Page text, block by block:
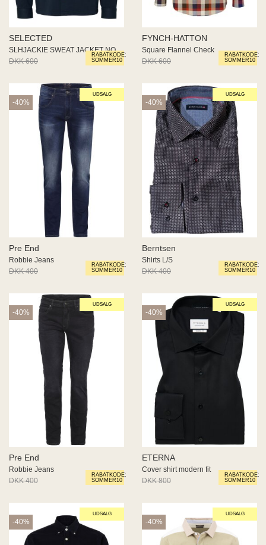
RABATKODE:
SOMMER10
SELECTED
SLHJACKIE SWEAT JACKET NOOS
DKK 600
DKK 450
RABATKODE:
SOMMER10
FYNCH-HATTON
Square Flannel Check
DKK 600
DKK 360
UDSALG
RABATKODE:
SOMMER10
-40%
Pre End
Robbie Jeans
DKK 400
DKK 240
UDSALG
RABATKODE:
SOMMER10
-40%
Berntsen
Shirts L/S
DKK 400
DKK 240
UDSALG
RABATKODE:
SOMMER10
-40%
Pre End
Robbie Jeans
DKK 400
DKK 240
UDSALG
RABATKODE:
SOMMER10
-40%
ETERNA
Cover shirt modern fit
DKK 800
DKK 480
UDSALG
-40%
UDSALG
-40%